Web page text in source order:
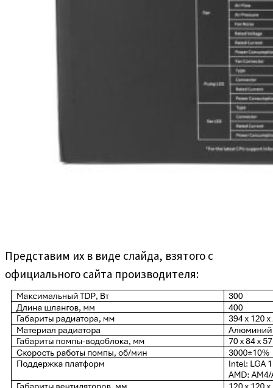
Представим их в виде слайда, взятого с
официального сайта производителя: